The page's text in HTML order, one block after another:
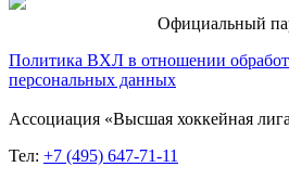
Официальный
Политика ВХЛ в отношении
персональных данных
Ассоциация «Высшая хоккейная
Тел: +7 (495) 647-71-11